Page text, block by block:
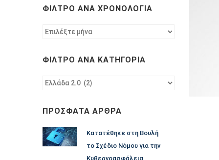
ΦΊΛΤΡΟ ΑΝΆ ΧΡΟΝΟΛΟΓΊΑ
Φίλτρο
ΦΊΛΤΡΟ ΑΝΆ ΚΑΤΗΓΟΡΊΑ
Φίλτρο
ΠΡΌΣΦΑΤΑ ΆΡΘΡΑ
Κατατέθηκε στη Βουλή
το Σχέδιο Νόμου για την
Κυβερνοασφάλεια